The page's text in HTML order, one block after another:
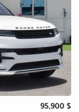
$ 95,900